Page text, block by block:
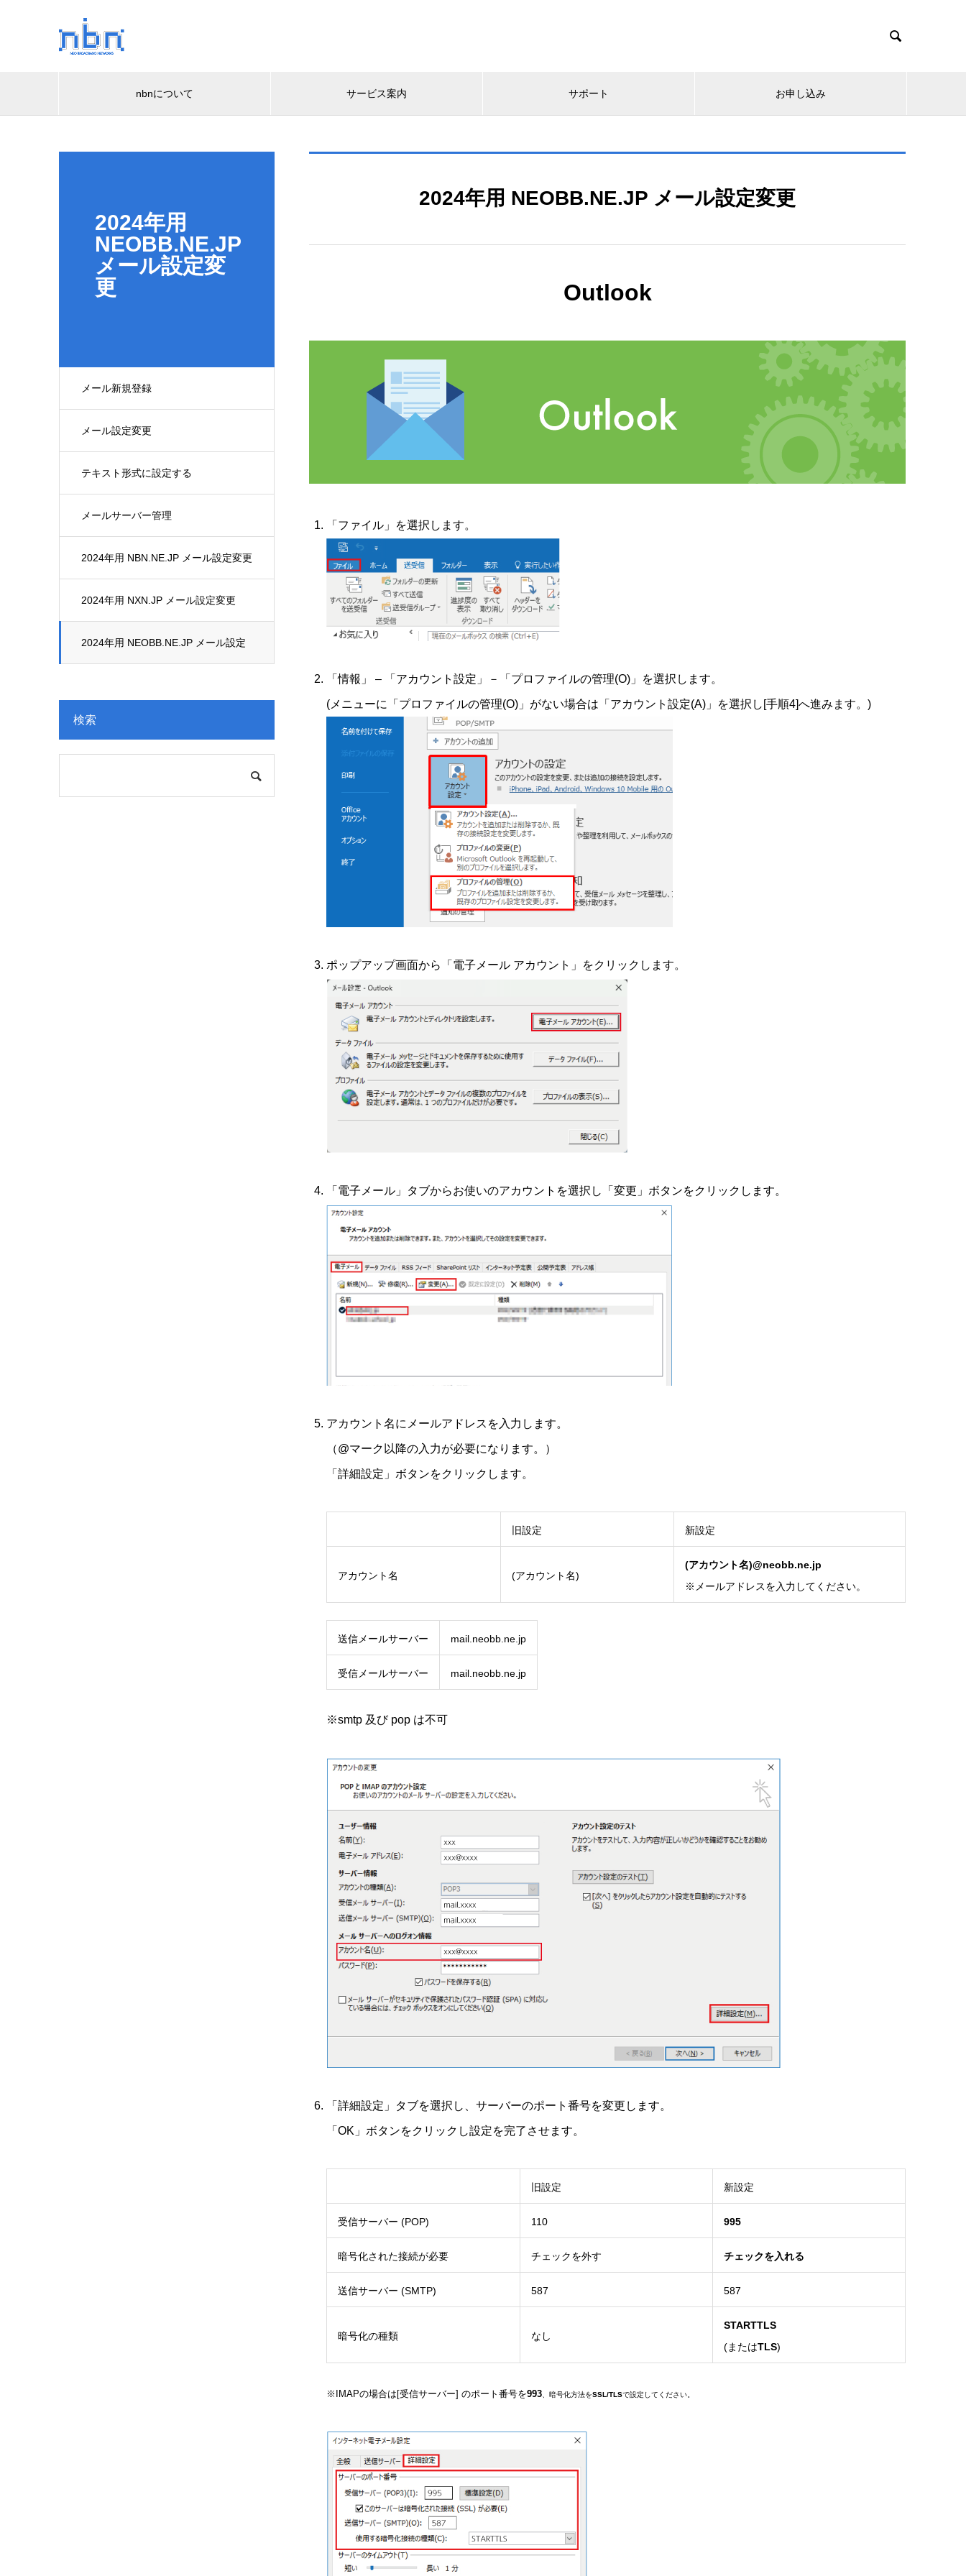

nbnについて サービス案内 サポート お申し込み
2024年用
NEOBB.NE.JP
メール設定変
更
メール新規登録
メール設定変更
テキスト形式に設定する
メールサーバー管理
2024年用 NBN.NE.JP メール設定変更
2024年用 NXN.JP メール設定変更
2024年用 NEOBB.NE.JP メール設定
2024年用 NEOBB.NE.JP メール設定変更
Outlook
「ファイル」を選択します。
「情報」 – 「アカウント設定」－「プロファイルの管理(O)」を選択します。
(メニューに「プロファイルの管理(O)」がない場合は「アカウント設定(A)」を選択し[手順4]へ進みます。)
ポップアップ画面から「電子メール アカウント」をクリックします。
「電子メール」タブからお使いのアカウントを選択し「変更」ボタンをクリックします。
アカウント名にメールアドレスを入力します。
（@マーク以降の入力が必要になります。）
「詳細設定」ボタンをクリックします。
旧設定 新設定
アカウント名 (アカウント名)
(アカウント名)@neobb.ne.jp
※メールアドレスを入力してください。
送信メールサーバー mail.neobb.ne.jp
受信メールサーバー mail.neobb.ne.jp
※smtp 及び pop は不可
「詳細設定」タブを選択し、サーバーのポート番号を変更します。
「OK」ボタンをクリックし設定を完了させます。
旧設定 新設定
受信サーバー (POP) 110 995
暗号化された接続が必要 チェックを外す チェックを入れる
送信サーバー (SMTP) 587 587
暗号化の種類 なし
STARTTLS
(またはTLS)
※IMAPの場合は[受信サーバー] のポート番号を993、暗号化方法をSSL/TLSで設定してください。
検索